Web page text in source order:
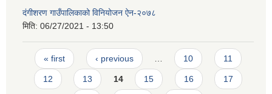
दंगीशरण गाउँपालिकाको विनियोजन ऐन-२०७८
मिति: 06/27/2021 - 13:50
Pages
« first ‹ previous 10 11
12 13 14 15 16 17